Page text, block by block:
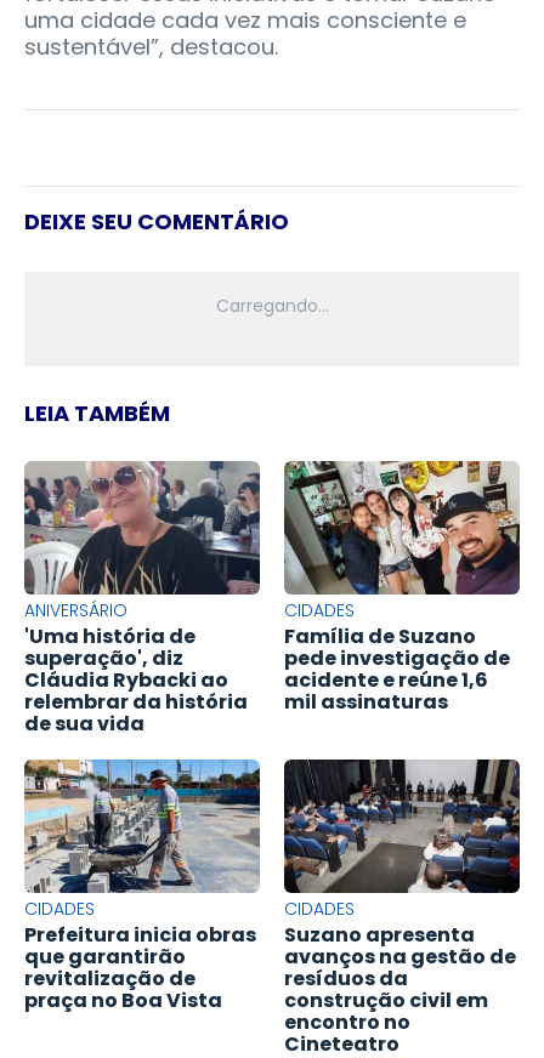
uma cidade cada vez mais consciente e
sustentável”, destacou.
DEIXE SEU COMENTÁRIO
LEIA TAMBÉM
ANIVERSÁRIO
'Uma história de
superação', diz
Cláudia Rybacki ao
relembrar da história
de sua vida
CIDADES
Família de Suzano
pede investigação de
acidente e reúne 1,6
mil assinaturas
CIDADES
Prefeitura inicia obras
que garantirão
revitalização de
praça no Boa Vista
CIDADES
Suzano apresenta
avanços na gestão de
resíduos da
construção civil em
encontro no
Cineteatro